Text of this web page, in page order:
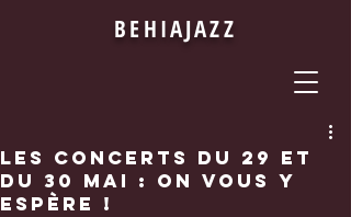
BEHIAJAZZ
Les concerts du 29 et
du 30 mai : on vous y
espère !